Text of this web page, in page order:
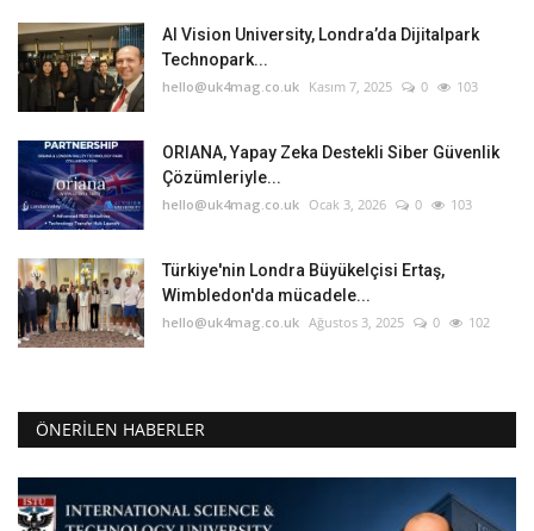
AI Vision University, Londra’da Dijitalpark
Technopark...
hello@uk4mag.co.uk Kasım 7, 2025 0 103
ORIANA, Yapay Zeka Destekli Siber Güvenlik
Çözümleriyle...
hello@uk4mag.co.uk Ocak 3, 2026 0 103
Türkiye'nin Londra Büyükelçisi Ertaş,
Wimbledon'da mücadele...
hello@uk4mag.co.uk Ağustos 3, 2025 0 102
ÖNERILEN HABERLER